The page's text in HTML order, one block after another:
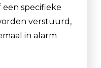
een specifieke
verstuurd,
in alarm